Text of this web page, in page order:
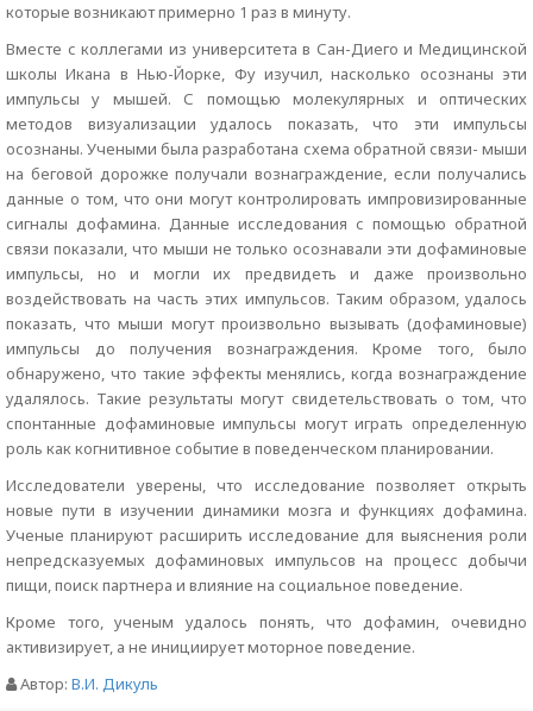
которые возникают примерно 1 раз в минуту.
Вместе с коллегами из университета в Сан-Диего и Медицинской
школы Икана в Нью-Йорке, Фу изучил, насколько осознаны эти
импульсы у мышей. С помощью молекулярных и оптических
методов визуализации удалось показать, что эти импульсы
осознаны. Учеными была разработана схема обратной связи- мыши
на беговой дорожке получали вознаграждение, если получались
данные о том, что они могут контролировать импровизированные
сигналы дофамина. Данные исследования с помощью обратной
связи показали, что мыши не только осознавали эти дофаминовые
импульсы, но и могли их предвидеть и даже произвольно
воздействовать на часть этих импульсов. Таким образом, удалось
показать, что мыши могут произвольно вызывать (дофаминовые)
импульсы до получения вознаграждения. Кроме того, было
обнаружено, что такие эффекты менялись, когда вознаграждение
удалялось. Такие результаты могут свидетельствовать о том, что
спонтанные дофаминовые импульсы могут играть определенную
роль как когнитивное событие в поведенческом планировании.
Исследователи уверены, что исследование позволяет открыть
новые пути в изучении динамики мозга и функциях дофамина.
Ученые планируют расширить исследование для выяснения роли
непредсказуемых дофаминовых импульсов на процесс добычи
пищи, поиск партнера и влияние на социальное поведение.
Кроме того, ученым удалось понять, что дофамин, очевидно
активизирует, а не инициирует моторное поведение.
Автор: В.И. Дикуль